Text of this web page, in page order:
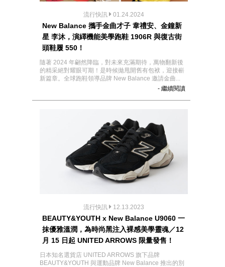
流行快訊 01.24.2024
New Balance 攜手金曲才子 韋禮安、金鐘新
星 李沐，演繹機能美學跑鞋 1906R 與復古街
頭鞋履 550！
隨著 2024 年翩然降臨，對未來充滿期待，萬物翻新後
的精采絕對耀眼可期！是時候拋甩開舊有包袱，迎接嶄
新篇章。全球跑鞋領導品牌 New Balance 邀請金曲...
- 繼續閱讀
流行快訊 12.13.2023
BEAUTY&YOUTH x New Balance U9060 一
抹優雅溫潤，為時尚黑注入裸感美學靈魂／12
月 15 日起 UNITED ARROWS 限量發售！
日本知名選貨店 UNITED ARROWS 旗下品牌
BEAUTY&YOUTH 與運動品牌 New Balance 推出的別